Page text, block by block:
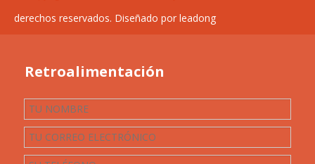
derechos reservados. Diseñado por leadong
Retroalimentación